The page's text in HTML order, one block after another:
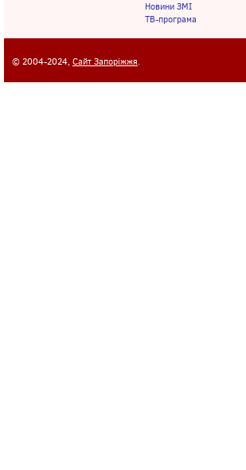
Новини ЗМІ
ТВ-програма
© 2004-2024, Сайт Запоріжжя.